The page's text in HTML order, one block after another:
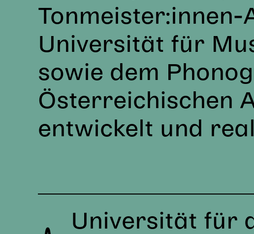
Universität für
sowie dem
Österreichischen
entwickelt und
Universität für